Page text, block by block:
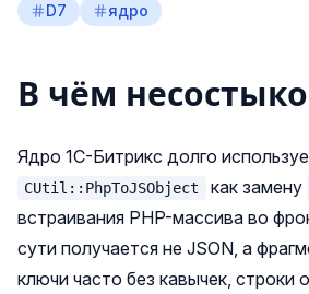
D7
ядро
В чём
Ядро 1С-Битрикс долго
CUtil::PhpToJSObject как замену
встраивания PHP-массива во
сути получается не JSON, а
ключи часто без кавычек, строки